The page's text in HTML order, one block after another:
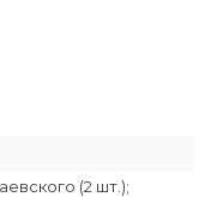
(2 шт.);